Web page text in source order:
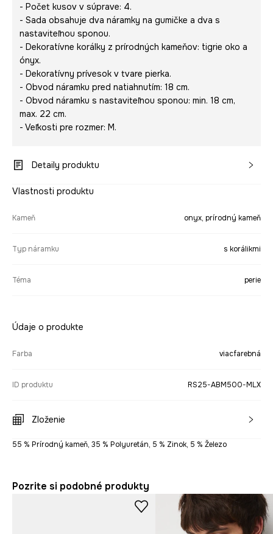
- Počet kusov v súprave: 4.
- Sada obsahuje dva náramky na gumičke a dva s
nastaviteľnou sponou.
- Dekoratívne korálky z prírodných kameňov: tigrie oko a
ónyx.
- Dekoratívny prívesok v tvare pierka.
- Obvod náramku pred natiahnutím: 18 cm.
- Obvod náramku s nastaviteľnou sponou: min. 18 cm,
max. 22 cm.
- Veľkosti pre rozmer: M.
Detaily produktu
Vlastnosti produktu
Kameň onyx, prírodný kameň
Typ náramku s korálikmi
Téma perie
Údaje o produkte
Farba viacfarebná
ID produktu RS25-ABM500-MLX
Zloženie
55 % Prírodný kameň, 35 % Polyuretán, 5 % Zinok, 5 % Železo
Pozrite si podobné produkty